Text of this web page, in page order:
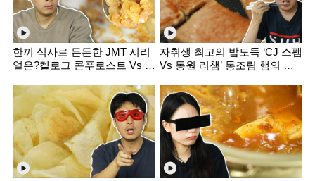
한끼 식사로 든든한 JMT 시리
얼은?켈로그 콘푸로스트 Vs 포
식평가단]
자취생 최고의 밥도둑 ‘CJ 스팸
Vs 동원 리챔’ 통조림 햄의 진
단]